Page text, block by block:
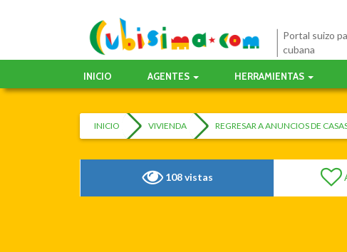
Portal suizo
cubana
INICIO AGENTES HERRAMIENTAS
INICIO VIVIENDA REGRESAR A ANUNCIOS DE
108 vistas